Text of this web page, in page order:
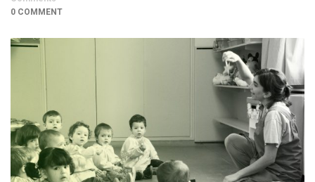
0 COMMENT